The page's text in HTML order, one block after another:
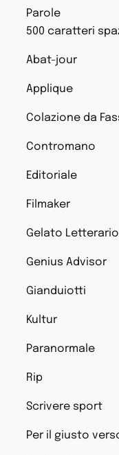
Parole
500 caratteri
Abat-jour
Applique
Colazione da
Contromano
Editoriale
Filmaker
Gelato Letterario
Genius Advisor
Gianduiotti
Kultur
Paranormale
Rip
Scrivere sport
Per il giusto